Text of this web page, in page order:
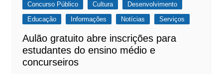
Concurso Público Cultura
Desenvolvimento
Educação
Informações Notícias Serviços
Aulão gratuito abre inscrições para
estudantes do ensino médio e
concurseiros